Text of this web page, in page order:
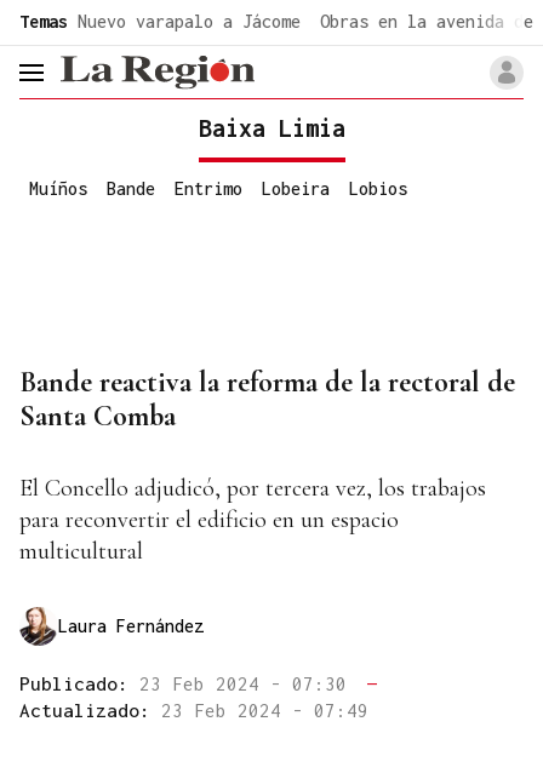
Temas Nuevo varapalo a Jácome Obras en la avenida de
header.menu.open
Baixa Limia
Muíños Bande Entrimo Lobeira Lobios
Bande reactiva la reforma de la rectoral de
Santa Comba
El Concello adjudicó, por tercera vez, los trabajos
para reconvertir el edificio en un espacio
multicultural
Laura Fernández
Publicado: 23 Feb 2024 - 07:30
—
Actualizado: 23 Feb 2024 - 07:49